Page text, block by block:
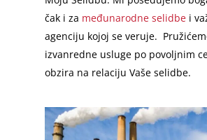
čak i za međunarodne selidbe i
agenciju kojoj se veruje.
izvanredne usluge po povoljnim
obzira na relaciju Vaše selidbe.